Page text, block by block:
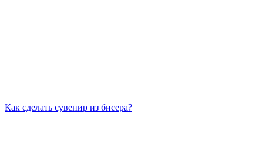
Как сделать сувенир из бисера?